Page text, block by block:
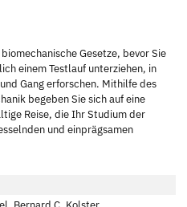
Gesetze, bevor Sie
einem Testlauf unterziehen, in
Gang erforschen. Mithilfe des
begeben Sie sich auf eine
Reise, die Ihr Studium der
und einprägsamen